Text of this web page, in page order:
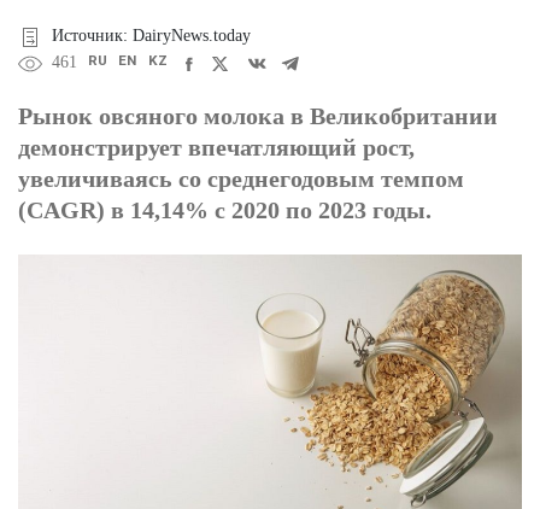
Источник: DairyNews.today
461
RU EN KZ
Рынок овсяного молока в Великобритании
демонстрирует впечатляющий рост,
увеличиваясь со среднегодовым темпом
(CAGR) в 14,14% с 2020 по 2023 годы.